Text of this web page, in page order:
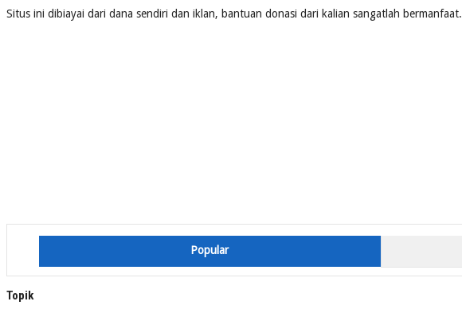
Situs ini dibiayai dari dana sendiri dan iklan, bantuan donasi dari kalian sangatlah bermanfaat.
Popular
Topik